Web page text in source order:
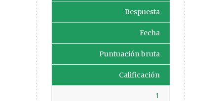
Respuesta
Fecha
Puntuación bruta
Calificación
1